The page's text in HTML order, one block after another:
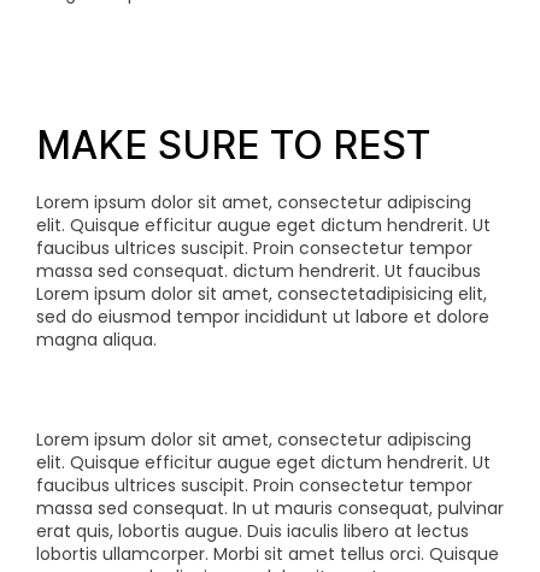
MAKE SURE TO REST
Lorem ipsum dolor sit amet, consectetur adipiscing
elit. Quisque efficitur augue eget dictum hendrerit. Ut
faucibus ultrices suscipit. Proin consectetur tempor
massa sed consequat. dictum hendrerit. Ut faucibus
Lorem ipsum dolor sit amet, consectetadipisicing elit,
sed do eiusmod tempor incididunt ut labore et dolore
magna aliqua.
Lorem ipsum dolor sit amet, consectetur adipiscing
elit. Quisque efficitur augue eget dictum hendrerit. Ut
faucibus ultrices suscipit. Proin consectetur tempor
massa sed consequat. In ut mauris consequat, pulvinar
erat quis, lobortis augue. Duis iaculis libero at lectus
lobortis ullamcorper. Morbi sit amet tellus orci. Quisque